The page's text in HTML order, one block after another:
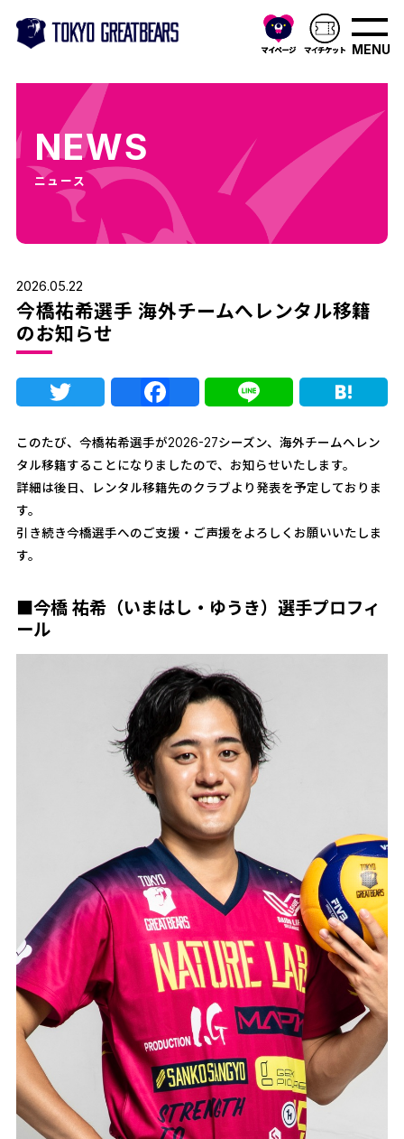
MENU
NEWS
ニュース
2026.05.22
今橋祐希選手 海外チームへレンタル移籍
のお知らせ
Twitter Facebook
Line
このたび、今橋祐希選手が2026-27シーズン、海外チームへレン
タル移籍することになりましたので、お知らせいたします。
詳細は後日、レンタル移籍先のクラブより発表を予定しておりま
す。
引き続き今橋選手へのご支援・ご声援をよろしくお願いいたしま
す。
■今橋 祐希（いまはし・ゆうき）選手プロフィ
ール